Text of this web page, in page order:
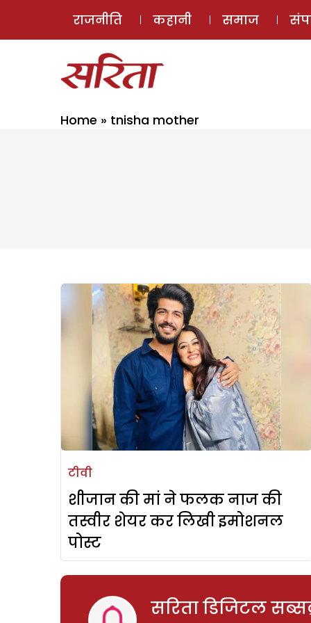
राजनीति कहानी समाज
Home » tnisha mother
टीवी
शीजान की मां ने फलक नाज की
तस्वीर शेयर कर लिखी इमोशनल
पोस्ट
सरिता डिजिटल